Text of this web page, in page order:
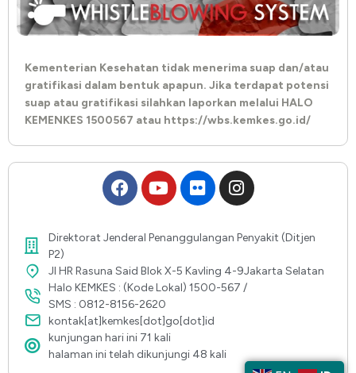
Kementerian Kesehatan tidak menerima suap dan/atau
gratifikasi dalam bentuk apapun. Jika terdapat potensi
suap atau gratifikasi silahkan laporkan melalui HALO
KEMENKES 1500567 atau https://wbs.kemkes.go.id/
Direktorat Jenderal Penanggulangan Penyakit (Ditjen
P2)
Jl HR Rasuna Said Blok X-5 Kavling 4-9Jakarta Selatan
Halo KEMKES : (Kode Lokal) 1500-567 /
SMS : 0812-8156-2620
kontak[at]kemkes[dot]go[dot]id
kunjungan hari ini 71 kali
halaman ini telah dikunjungi 48 kali